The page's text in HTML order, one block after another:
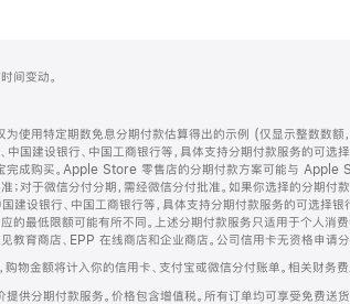
间变动。
为使用特定期数免息分期付款估算得出的示例 (仅显示整数数
中国建设银行、中国工商银行等，具体支持分期付款服务的可
完成购买。Apple Store 零售店的分期付款方案可能与 Apple
；对于微信分付分期，需经微信分付批准。如果你选择的分期
建设银行、中国工商银行等，具体支持分期付款服务的可选择
应的最低限额可能有所不同。上述分期付款服务只适用于个人
见教育商店、EPP 在线商店和企业商店。公司信用卡无资格申
购物金额将计入你的信用卡、支付宝或微信分付账单。相关财务
供分期付款服务。价格包含增值税。所有订单均可享受免费送货